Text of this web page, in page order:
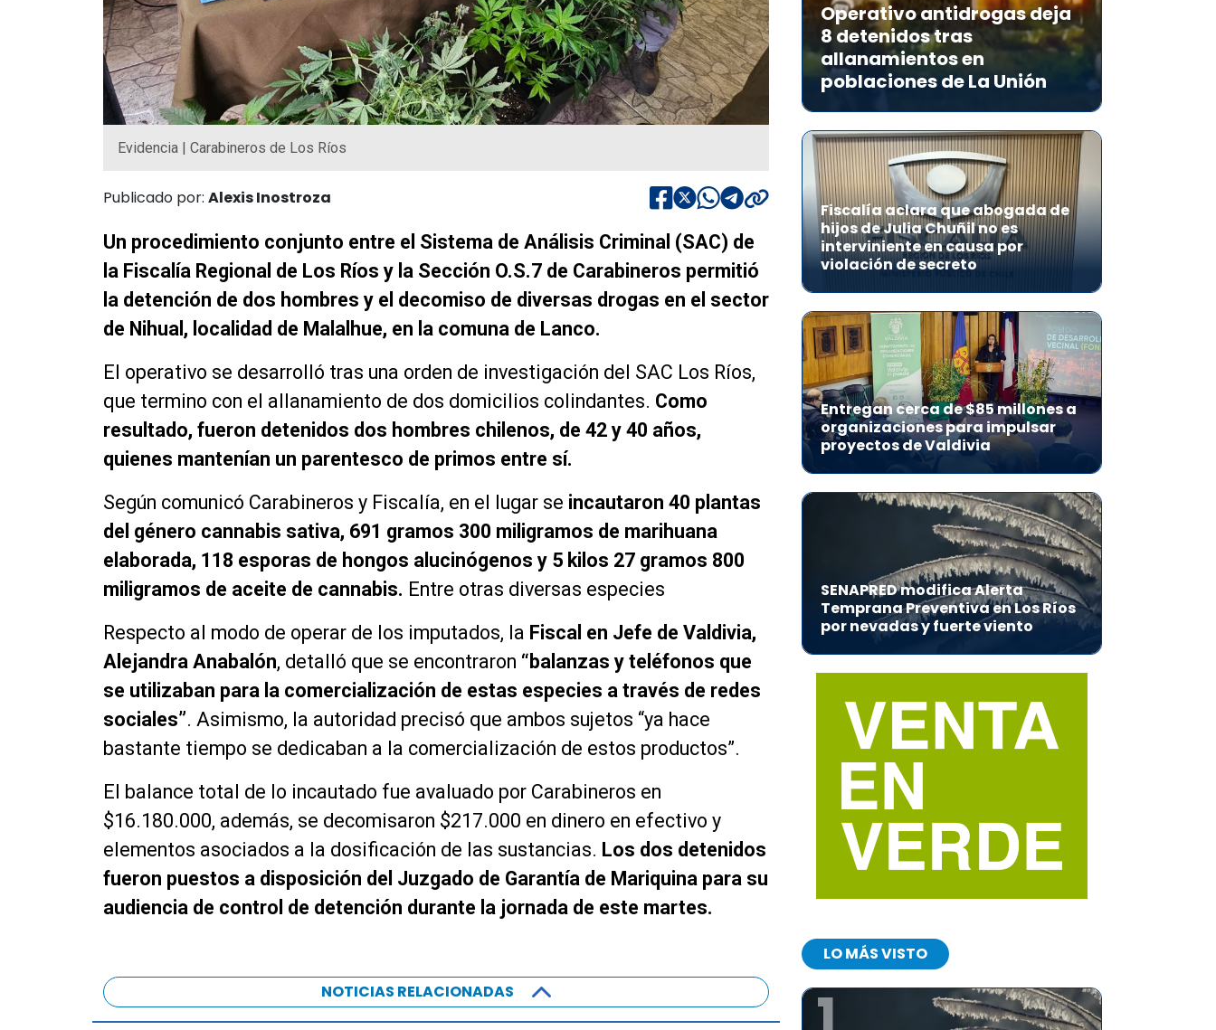
Evidencia | Carabineros de Los Ríos
Publicado por: Alexis Inostroza
Un procedimiento conjunto entre el Sistema de Análisis Criminal (SAC) de
la Fiscalía Regional de Los Ríos y la Sección O.S.7 de Carabineros permitió
la detención de dos hombres y el decomiso de diversas drogas en el sector
de Nihual, localidad de Malalhue, en la comuna de Lanco.
El operativo se desarrolló tras una orden de investigación del SAC Los Ríos,
que termino con el allanamiento de dos domicilios colindantes. Como
resultado, fueron detenidos dos hombres chilenos, de 42 y 40 años,
quienes mantenían un parentesco de primos entre sí.
Según comunicó Carabineros y Fiscalía, en el lugar se incautaron 40 plantas
del género cannabis sativa, 691 gramos 300 miligramos de marihuana
elaborada, 118 esporas de hongos alucinógenos y 5 kilos 27 gramos 800
miligramos de aceite de cannabis. Entre otras diversas especies
Respecto al modo de operar de los imputados, la Fiscal en Jefe de Valdivia,
Alejandra Anabalón, detalló que se encontraron “balanzas y teléfonos que
se utilizaban para la comercialización de estas especies a través de redes
sociales”. Asimismo, la autoridad precisó que ambos sujetos “ya hace
bastante tiempo se dedicaban a la comercialización de estos productos”.
El balance total de lo incautado fue avaluado por Carabineros en
$16.180.000, además, se decomisaron $217.000 en dinero en efectivo y
elementos asociados a la dosificación de las sustancias. Los dos detenidos
fueron puestos a disposición del Juzgado de Garantía de Mariquina para su
audiencia de control de detención durante la jornada de este martes.
NOTICIAS RELACIONADAS
Operativo antidrogas deja
8 detenidos tras
allanamientos en
poblaciones de La Unión
Fiscalía aclara que abogada de
hijos de Julia Chuñil no es
interviniente en causa por
violación de secreto
Entregan cerca de $85 millones a
organizaciones para impulsar
proyectos de Valdivia
SENAPRED modifica Alerta
Temprana Preventiva en Los Ríos
por nevadas y fuerte viento
LO MÁS VISTO